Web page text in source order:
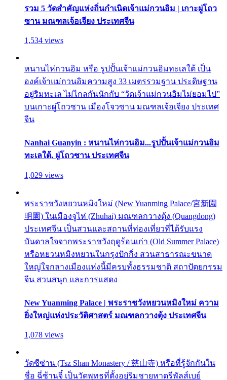
รวม 5 วัดสำคัญแห่งถิ่นกำเนิดเจ้าแม่กวนอิม | เกาะผู่โถว
ซาน มณฑลเจ้อเจียง ประเทศจีน
1,534 views
หนานไห่กวนอิม หรือ รูปปั้นเจ้าแม่กวนอิมทะเลใต้ เป็น
องค์เจ้าแม่กวนอิมความสูง 33 เมตรรวมฐาน ประดิษฐาน
อยู่ริมทะเล ไม่ไกลกันนักกับ “วัดเจ้าแม่กวนอิมไม่ยอมไป”
บนเกาะผู่โถวซาน เมืองโจวซาน มณฑลเจ้อเจียง ประเทศ
จีน
Nanhai Guanyin : หนานไห่กวนอิม...รูปปั้นเจ้าแม่กวนอิม
ทะเลใต้, ผู่โถวซาน ประเทศจีน
1,029 views
พระราชวังหยวนหมิงใหม่ (New Yuanming Palace/宮新園
明園) ในเมืองจูไห่ (Zhuhai) มณฑลกวางตุ้ง (Quangdong)
ประเทศจีน เป็นสวนและสถานที่ท่องเที่ยวที่ได้รับแรง
บันดาลใจจากพระราชวังฤดูร้อนเก่า (Old Summer Palace)
หรือหยวนหมิงหยวนในกรุงปักกิ่ง สวนสาธารณะขนาด
ใหญ่ใจกลางเมืองแห่งนี้มีครบทั้งธรรมชาติ สถาปัตยกรรม
จีน สวนสนุก และการแสดง
New Yuanming Palace | พระราชวังหยวนหมิงใหม่ ความ
ยิ่งใหญ่แห่งประวัติศาสตร์ มณฑลกวางตุ้ง ประเทศจีน
1,078 views
วัดซีซ่าน (Tsz Shan Monastery / 慈山寺) หรือที่รู้จักกันใน
ชื่อ ฉี่ซ้านจี๋ เป็นวัดพุทธที่ตั้งอยู่ริมชายหาดรีพัลส์เบย์